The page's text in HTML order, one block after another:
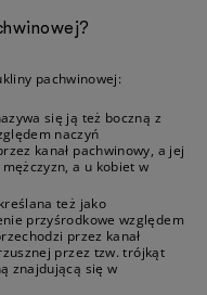
pachwinowej:
się ją też boczną z
naczyń
kanał pachwinowy, a jej
a u kobiet w
też jako
przyśrodkowe względem
przez kanał
przez tzw. trójkąt
znajdującą się w